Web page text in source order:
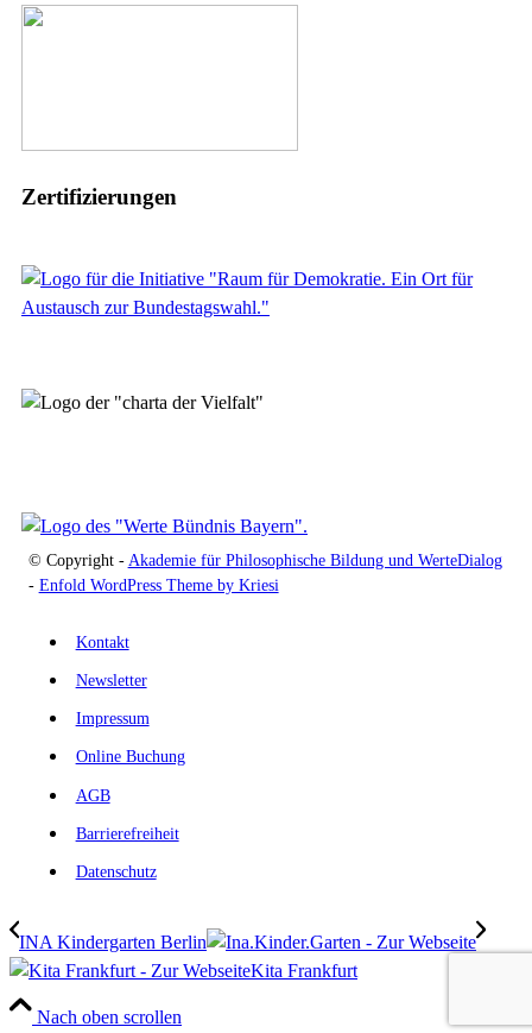
Zertifizierungen
© Copyright - Akademie für Philosophische Bildung und WerteDialog
- Enfold WordPress Theme by Kriesi
Kontakt
Newsletter
Impressum
Online Buchung
AGB
Barrierefreiheit
Datenschutz
INA Kindergarten Berlin
Kita Frankfurt
Nach oben scrollen